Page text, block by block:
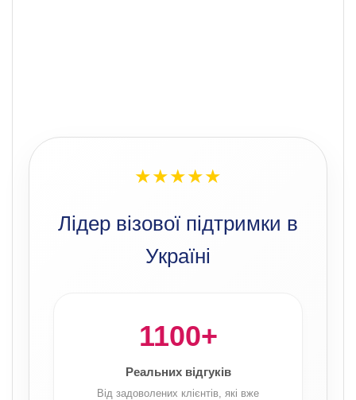
★★★★★
Лідер візової підтримки в
Україні
1100+
Реальних відгуків
Від задоволених клієнтів, які вже